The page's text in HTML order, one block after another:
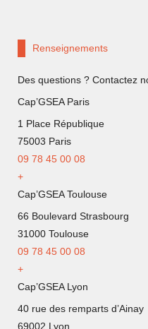
Renseignements
Des questions ? Contactez
Cap’GSEA Paris
1 Place République
75003 Paris
09 78 45 00 08
+
Cap’GSEA Toulouse
66 Boulevard Strasbourg
31000 Toulouse
09 78 45 00 08
+
Cap’GSEA Lyon
40 rue des remparts d’Ainay
69002 Lyon